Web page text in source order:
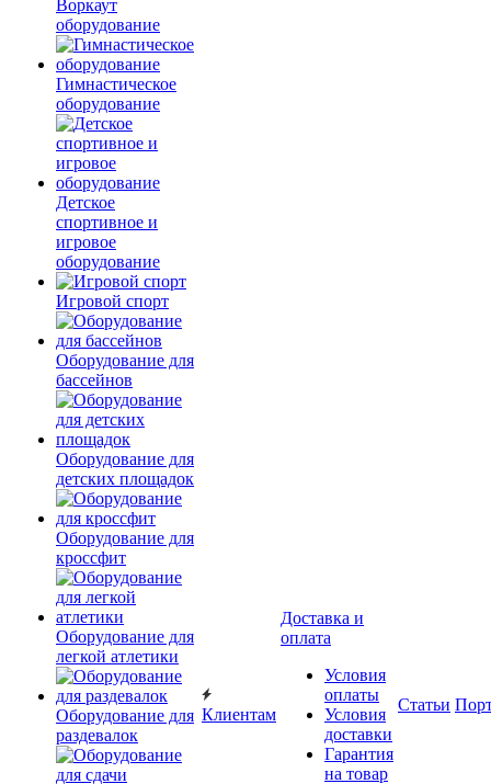
Воркаут
оборудование
Гимнастическое
оборудование
Детское
спортивное и
игровое
оборудование
Игровой спорт
Оборудование для
бассейнов
Оборудование для
детских площадок
Оборудование для
кроссфит
Оборудование для
легкой атлетики
Оборудование для
раздевалок
Клиентам
Доставка и
оплата
Условия
оплаты
Условия
доставки
Гарантия
на товар
Статьи